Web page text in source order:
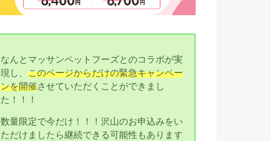
なんとマッサンペットフーズとのコラボが実
現し、このページからだけの緊急キャンペー
ンを開催させていただくことができまし
た！！！
数量限定で今だけ！！！沢山のお申込みをい
ただけましたら継続できる可能性もあります